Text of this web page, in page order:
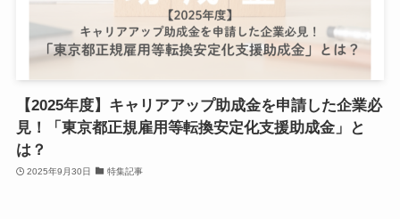
【2025年度】キャリアアップ助成金を申請した企業必
見！「東京都正規雇用等転換安定化支援助成金」と
は？
2025年9月30日 特集記事